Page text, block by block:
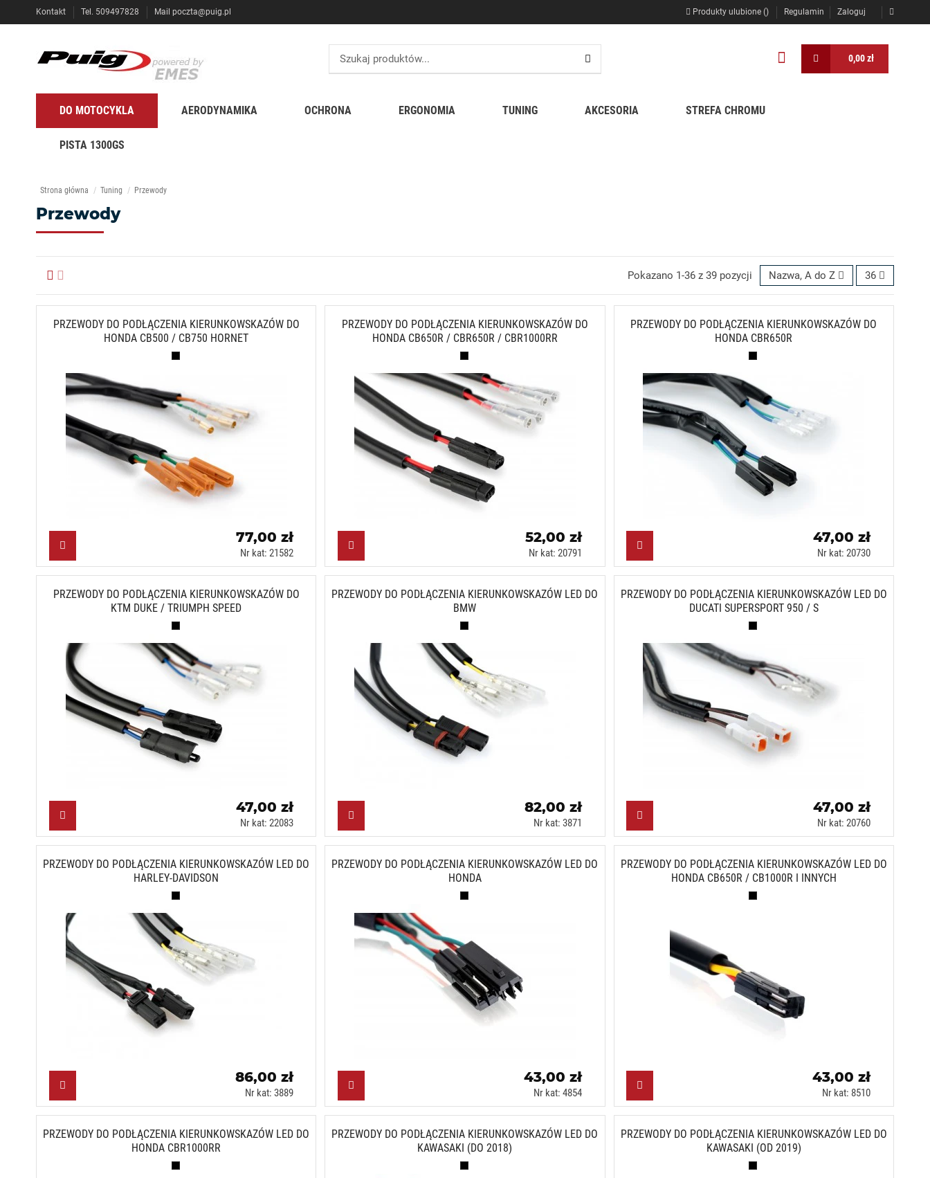
Kontakt Tel. 509497828 Mail poczta@puig.pl Produkty ulubione () Regulamin Zaloguj
0,00 zł
DO MOTOCYKLA AERODYNAMIKA OCHRONA ERGONOMIA TUNING AKCESORIA STREFA CHROMU
PISTA 1300GS
Strona główna Tuning Przewody
Przewody
Pokazano 1-36 z 39 pozycji Nazwa, A do Z 36
PRZEWODY DO PODŁĄCZENIA KIERUNKOWSKAZÓW DO
HONDA CB500 / CB750 HORNET
Czarny (N)
77,00 zł
Nr kat: 21582
PRZEWODY DO PODŁĄCZENIA KIERUNKOWSKAZÓW DO
HONDA CB650R / CBR650R / CBR1000RR
Czarny (N)
52,00 zł
Nr kat: 20791
PRZEWODY DO PODŁĄCZENIA KIERUNKOWSKAZÓW DO
HONDA CBR650R
Czarny (N)
47,00 zł
Nr kat: 20730
PRZEWODY DO PODŁĄCZENIA KIERUNKOWSKAZÓW DO
KTM DUKE / TRIUMPH SPEED
Czarny (N)
47,00 zł
Nr kat: 22083
PRZEWODY DO PODŁĄCZENIA KIERUNKOWSKAZÓW LED DO
BMW
Czarny (N)
82,00 zł
Nr kat: 3871
PRZEWODY DO PODŁĄCZENIA KIERUNKOWSKAZÓW LED DO
DUCATI SUPERSPORT 950 / S
Czarny (N)
47,00 zł
Nr kat: 20760
PRZEWODY DO PODŁĄCZENIA KIERUNKOWSKAZÓW LED DO
HARLEY-DAVIDSON
Czarny (N)
86,00 zł
Nr kat: 3889
PRZEWODY DO PODŁĄCZENIA KIERUNKOWSKAZÓW LED DO
HONDA
Czarny (N)
43,00 zł
Nr kat: 4854
PRZEWODY DO PODŁĄCZENIA KIERUNKOWSKAZÓW LED DO
HONDA CB650R / CB1000R I INNYCH
Czarny (N)
43,00 zł
Nr kat: 8510
PRZEWODY DO PODŁĄCZENIA KIERUNKOWSKAZÓW LED DO
HONDA CBR1000RR
Czarny (N)
PRZEWODY DO PODŁĄCZENIA KIERUNKOWSKAZÓW LED DO
KAWASAKI (DO 2018)
Czarny (N)
PRZEWODY DO PODŁĄCZENIA KIERUNKOWSKAZÓW LED DO
KAWASAKI (OD 2019)
Czarny (N)